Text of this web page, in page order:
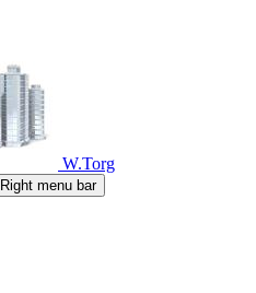
W.Torg
Right menu bar